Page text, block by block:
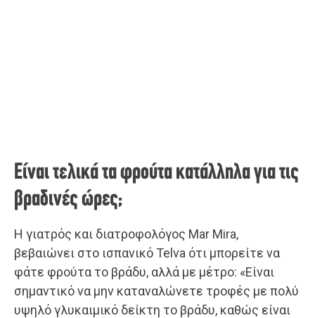
Είναι τελικά τα φρούτα κατάλληλα για τις
βραδινές ώρες;
Η γιατρός και διατροφολόγος Mar Mira,
βεβαιώνει στο ισπανικό Telva ότι μπορείτε να
φάτε φρούτα το βράδυ, αλλά με μέτρο: «Είναι
σημαντικό να μην καταναλώνετε τροφές με πολύ
υψηλό γλυκαιμικό δείκτη το βράδυ, καθώς είναι